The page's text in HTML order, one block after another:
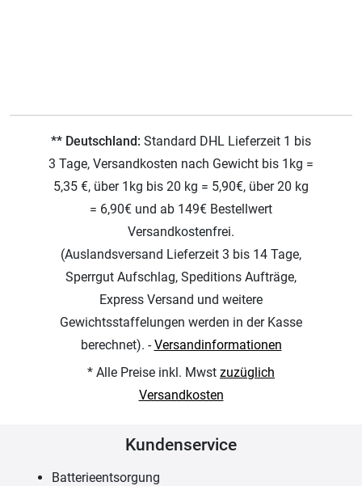
** Deutschland: Standard DHL Lieferzeit 1 bis
3 Tage, Versandkosten nach Gewicht bis 1kg =
5,35 €, über 1kg bis 20 kg = 5,90€, über 20 kg
= 6,90€ und ab 149€ Bestellwert
Versandkostenfrei.
(Auslandsversand Lieferzeit 3 bis 14 Tage,
Sperrgut Aufschlag, Speditions Aufträge,
Express Versand und weitere
Gewichtsstaffelungen werden in der Kasse
berechnet). -Versandinformationen
* Alle Preise inkl. Mwst zuzüglich
Versandkosten
Kundenservice
Batterieentsorgung